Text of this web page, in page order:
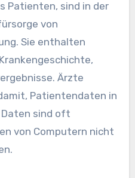
Patienten, sind in der
von
Sie enthalten
Ärzte
Patientendaten in
Daten sind oft
von Computern nicht